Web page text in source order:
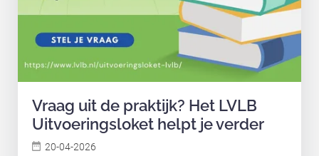
Vraag uit de praktijk? Het LVLB
Uitvoeringsloket helpt je verder
20-04-2026